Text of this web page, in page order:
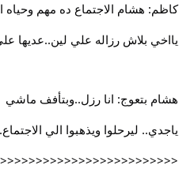
كاظم: هشام الاجتماع ده مهم وحياه
يااخي بلاش رزاله علي لين..عديها
هشام بتعوج: انا رزل..وبتأفف ماشي
ياجدي.. ليرحلوا ويذهبوا الي
<<<<<<<<<<<<<<<<<<<<<<<<<